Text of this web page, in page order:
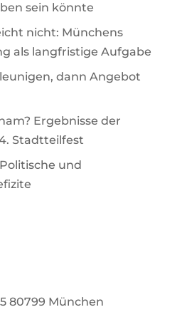
sein könnte
nicht: Münchens
als langfristige Aufgabe
dann Angebot
Ergebnisse der
Stadtteilfest
und
80799 München